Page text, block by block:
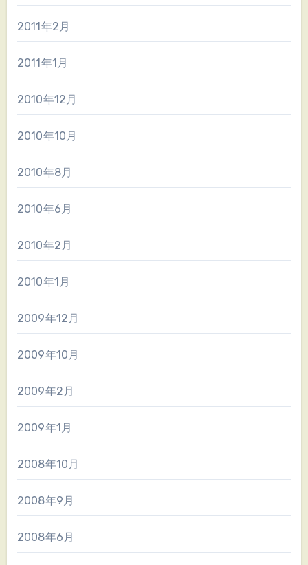
2011年2月
2011年1月
2010年12月
2010年10月
2010年8月
2010年6月
2010年2月
2010年1月
2009年12月
2009年10月
2009年2月
2009年1月
2008年10月
2008年9月
2008年6月